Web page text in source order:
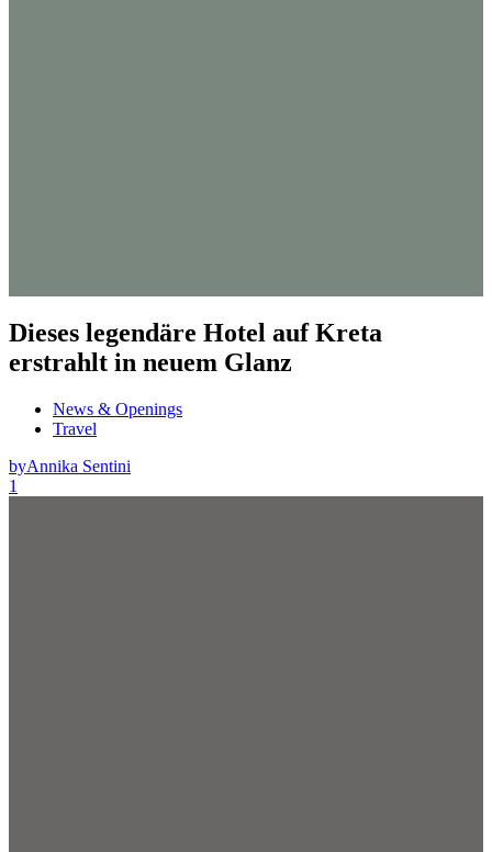
Dieses legendäre Hotel auf Kreta
erstrahlt in neuem Glanz
News & Openings
Travel
byAnnika Sentini
1